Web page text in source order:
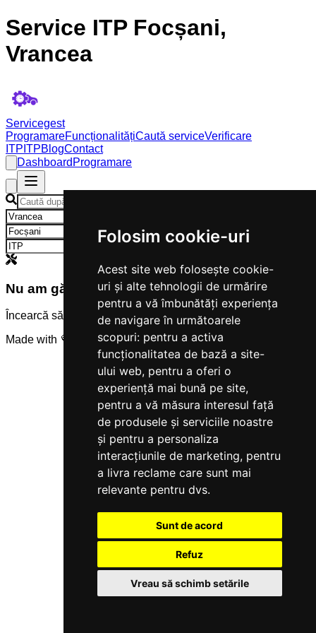
Folosim cookie-uri
Acest site web folosește cookie-
uri și alte tehnologii de urmărire
pentru a vă îmbunătăți experiența
de navigare în următoarele
scopuri: pentru a activa
funcționalitatea de bază a site-
ului web, pentru a oferi o
experiență mai bună pe site,
pentru a vă măsura interesul față
de produsele și serviciile noastre
și pentru a personaliza
interacțiunile de marketing, pentru
a livra reclame care sunt mai
relevante pentru dvs.
Sunt de acord
Refuz
Vreau să schimb setările
Service ITP Focșani,
Vrancea
Servicegest
ProgramareFuncționalitățiCaută serviceVerificare
ITP ITPBlogContact
Dashboard Programare
×
Nu am găsit servicii
Încearcă să modifici criteriile de căutare.
Made with 💜 by
Servicegest